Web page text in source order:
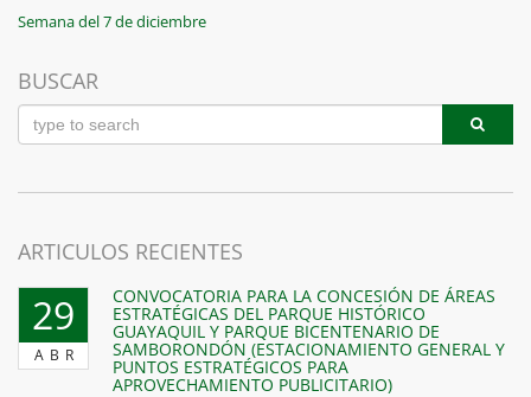
Navegación
de
entradas
Previous
Semana del 7 de diciembre
BUSCAR
ARTICULOS RECIENTES
29
ABR
CONVOCATORIA PARA LA CONCESIÓN DE ÁREAS
ESTRATÉGICAS DEL PARQUE HISTÓRICO
GUAYAQUIL Y PARQUE BICENTENARIO DE
SAMBORONDÓN (ESTACIONAMIENTO GENERAL Y
PUNTOS ESTRATÉGICOS PARA
APROVECHAMIENTO PUBLICITARIO)